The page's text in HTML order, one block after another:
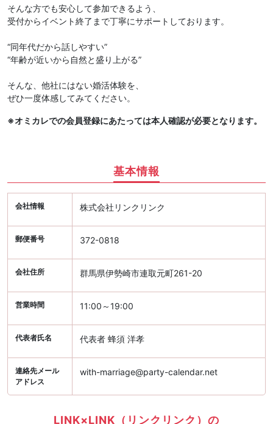
そんな方でも安心して参加できるよう、
受付からイベント終了まで丁寧にサポートしております。
“同年代だから話しやすい”
“年齢が近いから自然と盛り上がる”
そんな、他社にはない婚活体験を、
ぜひ一度体感してみてください。
※オミカレでの会員登録にあたっては本人確認が必要となります。
基本情報
会社情報 株式会社リンクリンク
郵便番号 372-0818
会社住所 群馬県伊勢崎市連取元町261-20
営業時間 11:00～19:00
代表者氏名 代表者 蜂須 洋孝
連絡先メール
アドレス
with-marriage@party-calendar.net
LINK×LINK（リンクリンク）の